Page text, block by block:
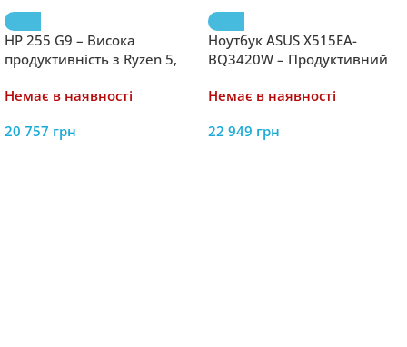
HP 255 G9 – Висока
продуктивність з Ryzen 5,
Windows 11H та
Немає в наявності
20 757 грн
Ноутбук ASUS X515EA-
BQ3420W – Продуктивний
HDD, нова версія Windows
Немає в наявності
22 949 грн